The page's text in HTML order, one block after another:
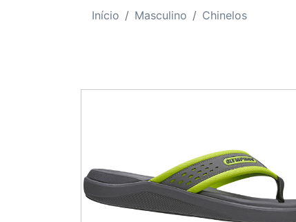
Início Masculino Chinelos